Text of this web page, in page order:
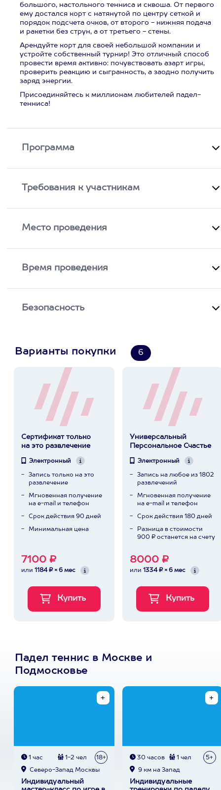
большого, настольного тенниса и сквоша. От первого
ему достался корт с натянутой по центру сеткой и
порядок подсчета очков, от второго - нижняя подача
и ракетки без струн, а от третьего - стены.
Арендуйте корт для своей небольшой компании и
устройте собственный турнир! Это отличный способ
провести время активно: почувствовать азарт игры,
проверить реакцию и сыгранность, а заодно получить
заряд энергии.
Присоединяйтесь к миллионам любителей падел-
тенниса!
Программа
Требования к участникам
Место проведения
Время проведения
Безопасность
Варианты покупки 6
Сертификат только
на это развлечение
Электронный
Запись только на это
развлечение
Мгновенная получение
на e-mail и телефон
Срок действия 90 дней
Минимальная цена
7100 ₽
или 1184 ₽ × 6 мес
Универсальный
Персональное Счастье
Электронный
Запись на любое из 1802
развлечений
Мгновенная получение
на e-mail и телефон
Срок действия 180 дней
Разница в стоимости
900 ₽ останется на счету
8000 ₽
или 1334 ₽ × 6 мес
Падел теннис в Москве и
Подмосковье
1 час 1-2 чел 18+
Северо-Запад Москвы
Индивидуальный
30 часов 1 чел 5+
9 км на Запад
Индивидуальные